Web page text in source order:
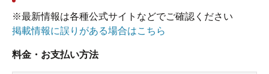
た）この２点が改善されれば最高のホテルです。
※最新情報は各種公式サイトなどでご確認ください
掲載情報に誤りがある場合はこちら
料金・お支払い方法